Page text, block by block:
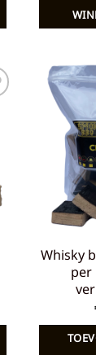
Whisky
per